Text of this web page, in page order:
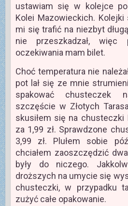
ustawiam się w kolejce
Kolei Mazowieckich. Kolejki
mi się trafić na niezbyt
nie przeszkadzał,
oczekiwania mam bilet.
Choć temperatura nie
pot lał się ze mnie
spakować chusteczek
szczęście w Złotych
skusiłem się na chusteczki
za 1,99 zł. Sprawdzone
3,99 zł. Plułem sobie
chciałem zaoszczędzić
były do niczego.
droższych na umycie się
chusteczki, w przypadku
zużyć całe opakowanie.